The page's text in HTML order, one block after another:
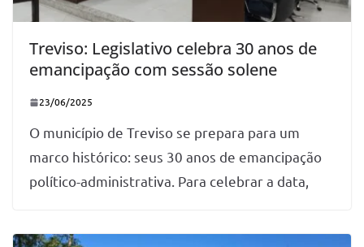
Treviso: Legislativo celebra 30 anos de
emancipação com sessão solene
23/06/2025
O município de Treviso se prepara para um
marco histórico: seus 30 anos de emancipação
político-administrativa. Para celebrar a data,